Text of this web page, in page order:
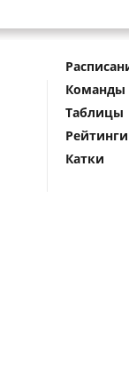
Команды
Таблицы
Рейтинги
Катки